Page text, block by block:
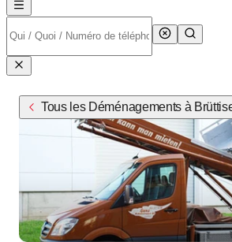
Tous les Déménagements à